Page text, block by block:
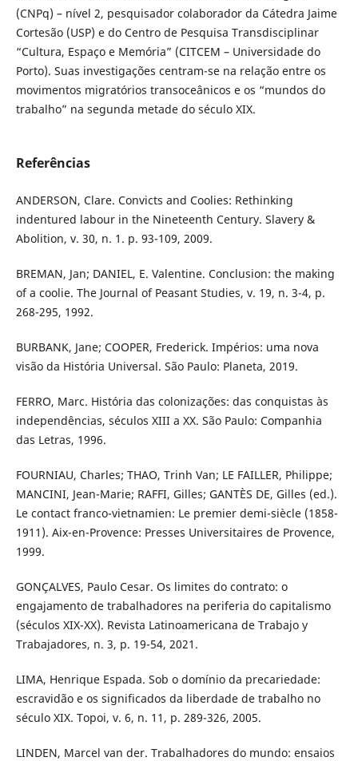
(CNPq) – nível 2, pesquisador colaborador da Cátedra Jaime
Cortesão (USP) e do Centro de Pesquisa Transdisciplinar
“Cultura, Espaço e Memória” (CITCEM – Universidade do
Porto). Suas investigações centram-se na relação entre os
movimentos migratórios transoceânicos e os “mundos do
trabalho” na segunda metade do século XIX.
Referências
ANDERSON, Clare. Convicts and Coolies: Rethinking
indentured labour in the Nineteenth Century. Slavery &
Abolition, v. 30, n. 1. p. 93-109, 2009.
BREMAN, Jan; DANIEL, E. Valentine. Conclusion: the making
of a coolie. The Journal of Peasant Studies, v. 19, n. 3-4, p.
268-295, 1992.
BURBANK, Jane; COOPER, Frederick. Impérios: uma nova
visão da História Universal. São Paulo: Planeta, 2019.
FERRO, Marc. História das colonizações: das conquistas às
independências, séculos XIII a XX. São Paulo: Companhia
das Letras, 1996.
FOURNIAU, Charles; THAO, Trinh Van; LE FAILLER, Philippe;
MANCINI, Jean-Marie; RAFFI, Gilles; GANTÈS DE, Gilles (ed.).
Le contact franco-vietnamien: Le premier demi-siècle (1858-
1911). Aix-en-Provence: Presses Universitaires de Provence,
1999.
GONÇALVES, Paulo Cesar. Os limites do contrato: o
engajamento de trabalhadores na periferia do capitalismo
(séculos XIX-XX). Revista Latinoamericana de Trabajo y
Trabajadores, n. 3, p. 19-54, 2021.
LIMA, Henrique Espada. Sob o domínio da precariedade:
escravidão e os significados da liberdade de trabalho no
século XIX. Topoi, v. 6, n. 11, p. 289-326, 2005.
LINDEN, Marcel van der. Trabalhadores do mundo: ensaios